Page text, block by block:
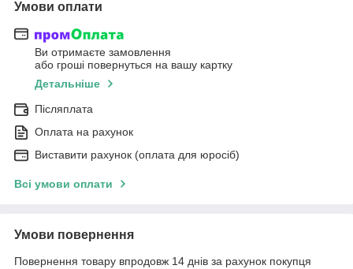
Умови оплати
Ви отримаєте замовлення
або гроші повернуться на вашу картку
Детальніше
Післяплата
Оплата на рахунок
Виставити рахунок (оплата для юросіб)
Всі умови оплати
Умови повернення
Повернення товару впродовж 14 днів за рахунок покупця